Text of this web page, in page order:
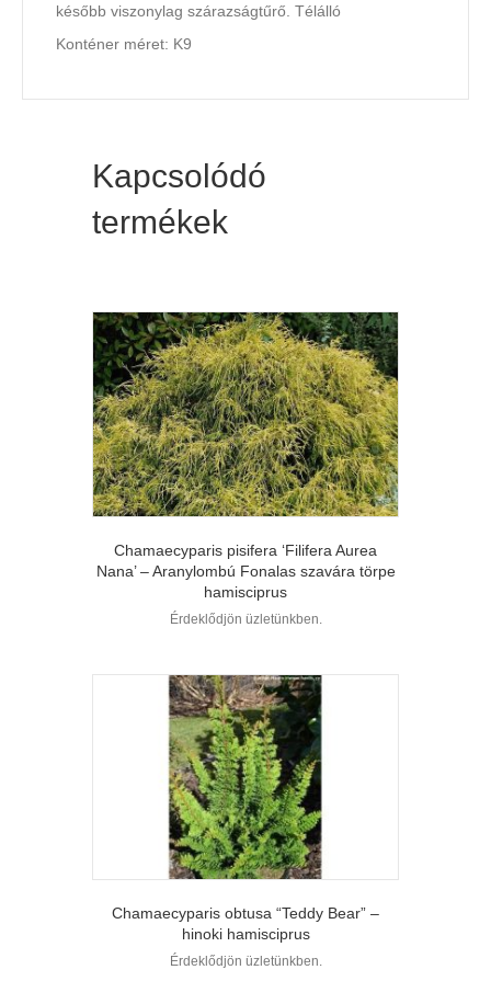
később viszonylag szárazságtűrő. Télálló
Konténer méret: K9
Kapcsolódó
termékek
Chamaecyparis pisifera ‘Filifera Aurea
Nana’ – Aranylombú Fonalas szavára törpe
hamisciprus
Érdeklődjön üzletünkben.
Chamaecyparis obtusa “Teddy Bear” –
hinoki hamisciprus
Érdeklődjön üzletünkben.